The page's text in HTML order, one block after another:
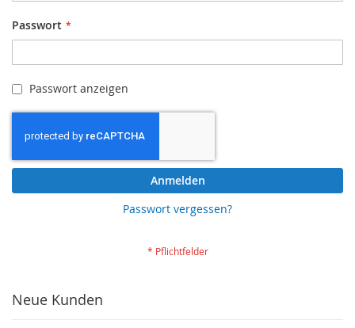
Passwort
Passwort anzeigen
Anmelden
Passwort vergessen?
Neue Kunden